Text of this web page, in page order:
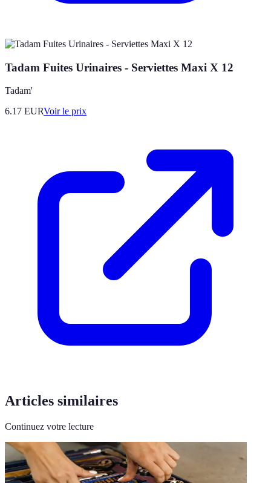
Tadam Fuites Urinaires - Serviettes Maxi X 12
Tadam'
6.17 EURVoir le prix
Articles similaires
Continuez votre lecture